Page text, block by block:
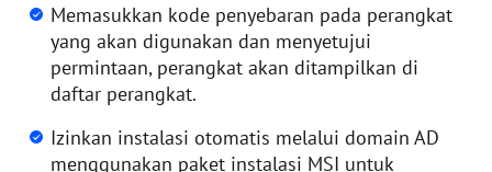
Memasukkan kode penyebaran pada perangkat
yang akan digunakan dan menyetujui
permintaan, perangkat akan ditampilkan di
daftar perangkat.
Izinkan instalasi otomatis melalui domain AD
menggunakan paket instalasi MSI untuk